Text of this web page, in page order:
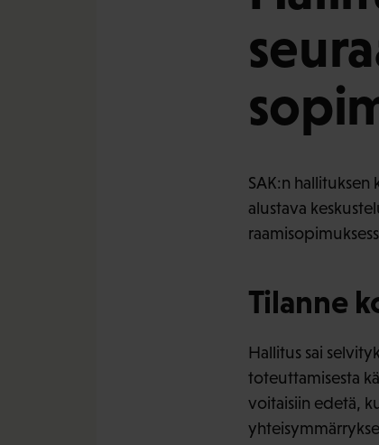
SAK:n hallituksen
alustava
Tilanne
Hallitus sai
toteuttamisesta
voitaisiin edetä,